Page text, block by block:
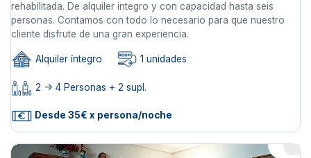
rehabilitada. De alquiler integro y con capacidad hasta seis
personas. Contamos con todo lo necesario para que nuestro
cliente disfrute de una gran experiencia.
Alquiler íntegro 1 unidades
2 -> 4 Personas + 2 supl.
Desde 35€ x persona/noche